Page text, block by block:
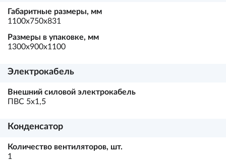
Габаритные размеры, мм
1100х750х831
Размеры в упаковке, мм
1300х900х1100
Электрокабель
Внешний силовой электрокабель
ПВС 5х1,5
Конденсатор
Количество вентиляторов, шт.
1